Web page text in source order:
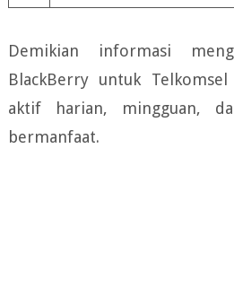
Demikian informasi
BlackBerry untuk
aktif harian, mingguan,
bermanfaat.